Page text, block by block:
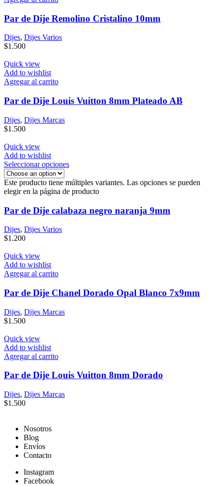
Par de Dije Remolino Cristalino 10mm
Dijes, Dijes Varios
$1.500
Quick view
Add to wishlist
Agregar al carrito
Par de Dije Louis Vuitton 8mm Plateado AB
Dijes, Dijes Marcas
$1.500
Quick view
Add to wishlist
Seleccionar opciones
Este producto tiene múltiples variantes. Las opciones se pueden
elegir en la página de producto
Par de Dije calabaza negro naranja 9mm
Dijes, Dijes Varios
$1.200
Quick view
Add to wishlist
Agregar al carrito
Par de Dije Chanel Dorado Opal Blanco 7x9mm
Dijes, Dijes Marcas
$1.500
Quick view
Add to wishlist
Agregar al carrito
Par de Dije Louis Vuitton 8mm Dorado
Dijes, Dijes Marcas
$1.500
Nosotros
Blog
Envíos
Contacto
Instagram
Facebook